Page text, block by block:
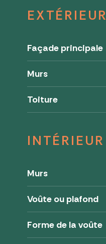
EXTÉRIEUR
Façade principale
Murs
Toiture
INTÉRIEUR
Murs
Voûte ou plafond
Forme de la voûte